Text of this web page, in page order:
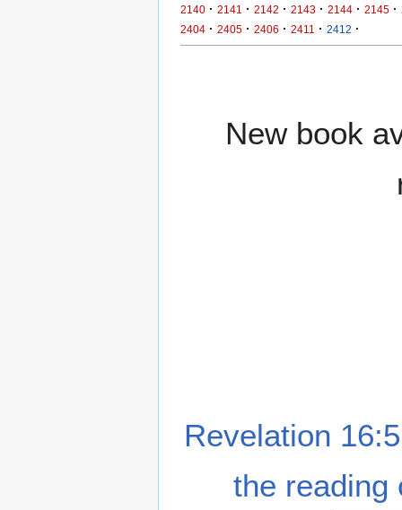
2140 · 2141 · 2142 · 2143 · 2144 · 2145 ·
2404 · 2405 · 2406 · 2411 · 2412 ·
New book
Revelation
the reading